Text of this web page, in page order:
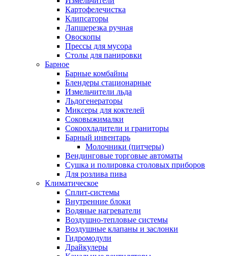
Картофелечистка
Клипсаторы
Лапшерезка ручная
Овоскопы
Прессы для мусора
Столы для панировки
Барное
Барные комбайны
Блендеры стационарные
Измельчители льда
Льдогенераторы
Миксеры для коктелей
Соковыжималки
Сокоохладители и граниторы
Барный инвентарь
Молочники (питчеры)
Вендинговые торговые автоматы
Сушка и полировка столовых приборов
Для розлива пива
Климатическое
Сплит-системы
Внутренние блоки
Водяные нагреватели
Воздушно-тепловые системы
Воздушные клапаны и заслонки
Гидромодули
Драйкулеры